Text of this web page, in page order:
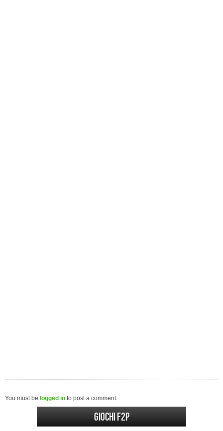
You must be logged in to post a comment.
Giochi F2P